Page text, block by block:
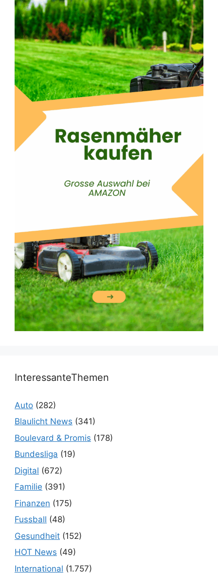
InteressanteThemen
Auto (282)
Blaulicht News (341)
Boulevard & Promis (178)
Bundesliga (19)
Digital (672)
Familie (391)
Finanzen (175)
Fussball (48)
Gesundheit (152)
HOT News (49)
International (1.757)